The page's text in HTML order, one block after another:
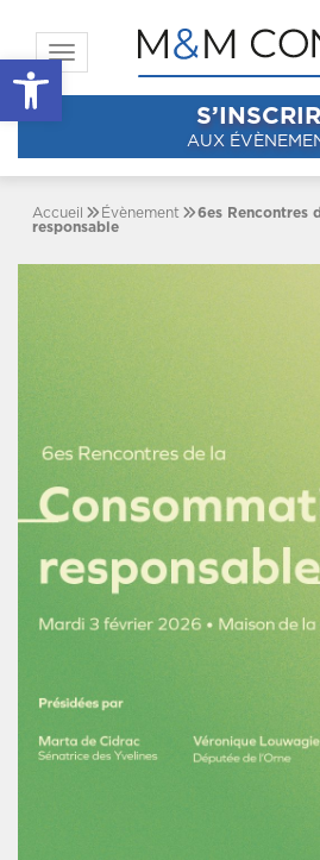
Ouvrir la barre
Toggle navigation
AUX
Accueil Évènement
6es Rencontres
responsable